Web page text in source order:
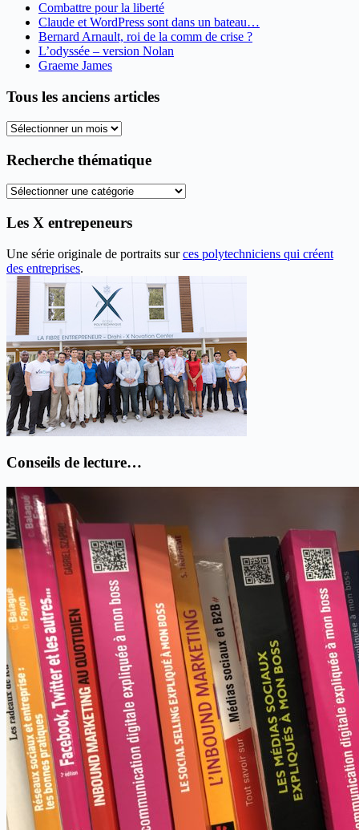
Combattre pour la liberté
Claude et WordPress sont dans un bateau…
Bernard Arnault, roi de la comm de crise ?
L’odyssée – version Nolan
Graeme James
Tous les anciens articles
Tous
anciens
Recherche thématique
Recherche
Les X entrepeneurs
Une série originale de portraits surces polytechniciens qui créent
des entreprises.
Conseils de lecture…